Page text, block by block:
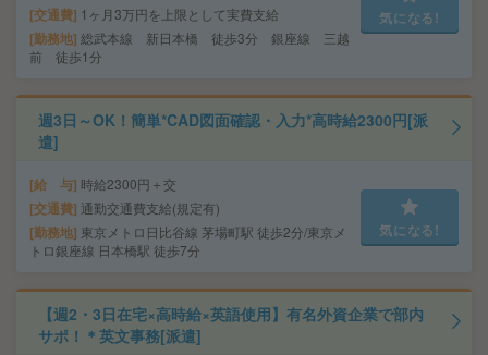
交通費 1ヶ月3万円を上限として実費支給
勤務地 総武本線 新日本橋 徒歩3分 銀座線 三越
前 徒歩1分
気になる!
週3日～OK！簡単*CAD図面確認・入力*高時給2300円[派
遣]
給 与 時給2300円＋交
交通費 通勤交通費支給(規定有)
勤務地 東京メトロ日比谷線 茅場町駅 徒歩2分/東京メ
トロ銀座線 日本橋駅 徒歩7分
気になる!
【週2・3日在宅×高時給×英語使用】有名外資企業で部内
サポ！＊英文事務[派遣]